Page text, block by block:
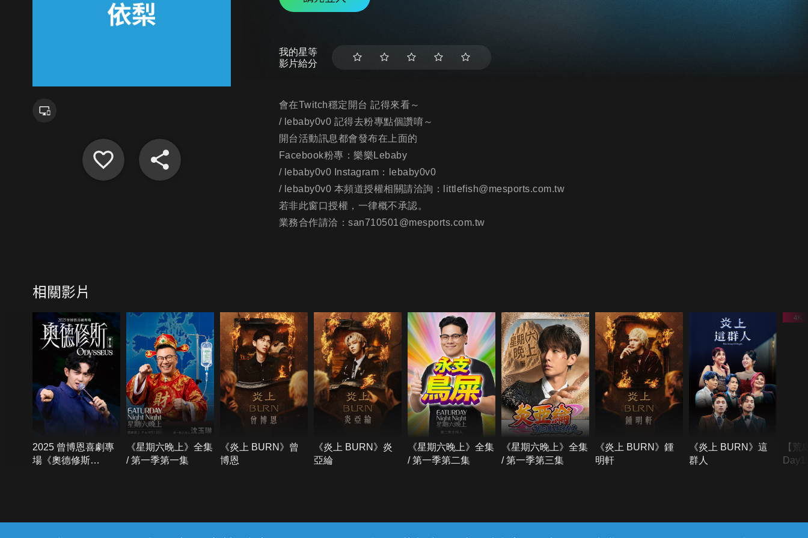
我的星等
影片給分
會在Twitch穩定開台 記得來看～
/ lebaby0v0 記得去粉專點個讚唷～
開台活動訊息都會發布在上面的
Facebook粉專：樂樂Lebaby
/ lebaby0v0 Instagram：lebaby0v0
/ lebaby0v0 本頻道授權相關請洽詢：littlefish@mesports.com.tw
若非此窗口授權，一律概不承認。
業務合作請洽：san710501@mesports.com.tw
相關影片
2025 曾博恩喜劇專
場《奧德修斯
《星期六晚上》全集
/ 第一季第一集
《炎上 BURN》曾
博恩
《炎上 BURN》炎
亞綸
《星期六晚上》全集
/ 第一季第二集
《星期六晚上》全集
/ 第一季第三集
《炎上 BURN》鍾
明軒
《炎上 BURN》這
群人
【荒
線上客服 服務條款 隱私權保護